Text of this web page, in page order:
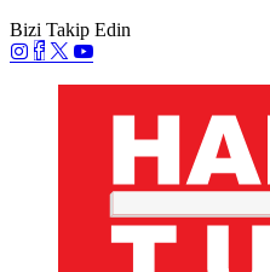
Bizi Takip Edin